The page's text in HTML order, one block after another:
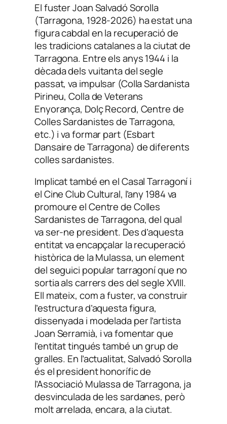
El fuster Joan Salvadó Sorolla
(Tarragona, 1928-2026) ha estat una
figura cabdal en la recuperació de
les tradicions catalanes a la ciutat de
Tarragona. Entre els anys 1944 i la
dècada dels vuitanta del segle
passat, va impulsar (Colla Sardanista
Pirineu, Colla de Veterans
Enyorança, Dolç Record, Centre de
Colles Sardanistes de Tarragona,
etc.) i va formar part (Esbart
Dansaire de Tarragona) de diferents
colles sardanistes.
Implicat també en el Casal Tarragoní i
el Cine Club Cultural, l’any 1984 va
promoure el Centre de Colles
Sardanistes de Tarragona, del qual
va ser-ne president. Des d’aquesta
entitat va encapçalar la recuperació
històrica de la Mulassa, un element
del seguici popular tarragoní que no
sortia als carrers des del segle XVIII.
Ell mateix, com a fuster, va construir
l’estructura d’aquesta figura,
dissenyada i modelada per l’artista
Joan Serramià, i va fomentar que
l’entitat tingués també un grup de
gralles. En l’actualitat, Salvadó Sorolla
és el president honorífic de
l’Associació Mulassa de Tarragona, ja
desvinculada de les sardanes, però
molt arrelada, encara, a la ciutat.